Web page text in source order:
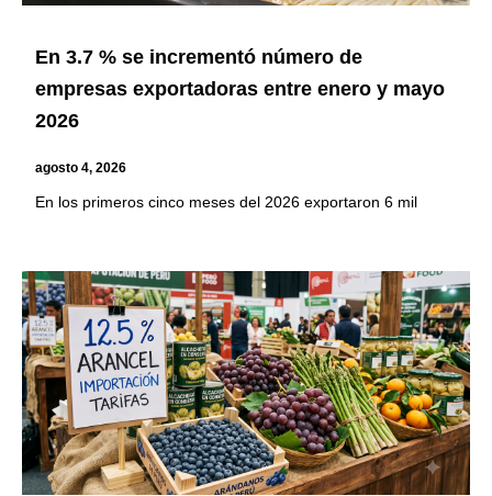
En 3.7 % se incrementó número de
empresas exportadoras entre enero y mayo
2026
agosto 4, 2026
En los primeros cinco meses del 2026 exportaron 6 mil